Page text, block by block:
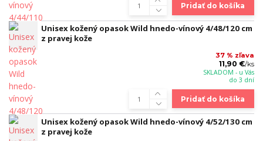
Pridať do košíka
Unisex kožený opasok Wild hnedo-vínový 4/48/120 cm
z pravej kože
37 % zľava
11,90 €/ks
SKLADOM - u Vás
do 3 dní
Pridať do košíka
Unisex kožený opasok Wild hnedo-vínový 4/52/130 cm
z pravej kože